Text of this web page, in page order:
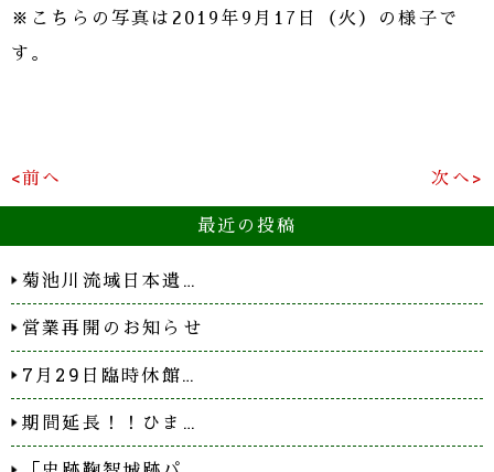
※こちらの写真は2019年9月17日（火）の様子で
す。
<前へ 次へ>
最近の投稿
菊池川流域日本遺…
営業再開のお知らせ
7月29日臨時休館…
期間延長！！ひま…